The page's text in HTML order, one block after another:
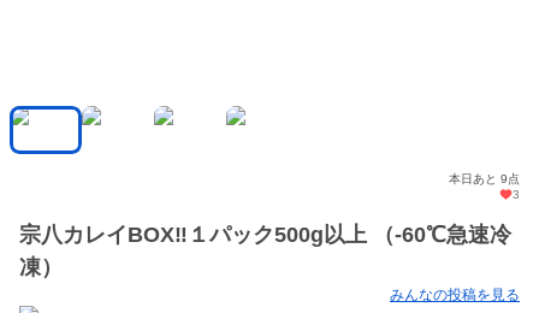
本日あと 9点
3
宗八カレイBOX‼️１パック500g以上 （-60℃急速冷
凍）
みんなの投稿を見る